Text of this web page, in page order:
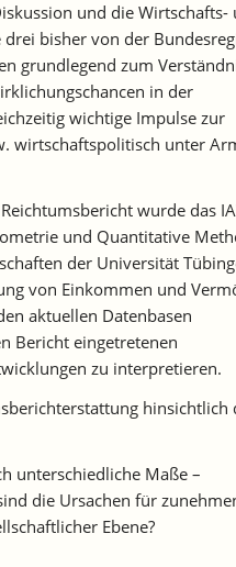
und die Wirtschafts-
bisher von der
grundlegend zum
in der
wichtige Impulse zur
wirtschaftspolitisch unter
wurde das
und Quantitative
der Universität
von Einkommen und
aktuellen Datenbasen
Bericht eingetretenen
zu interpretieren.
hinsichtlich
unterschiedliche Maße –
die Ursachen für
Ebene?